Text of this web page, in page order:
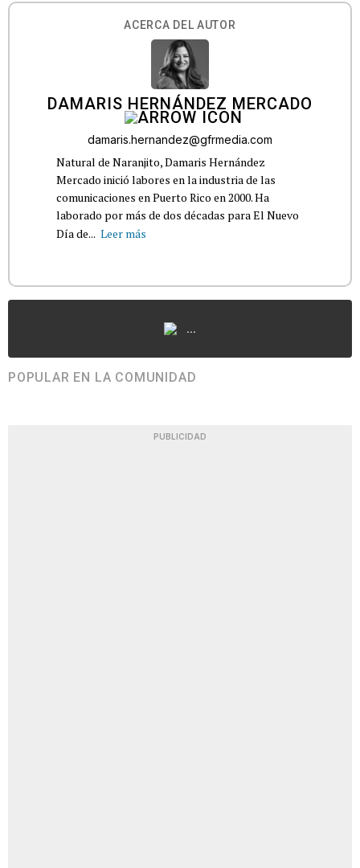
ACERCA DEL AUTOR
DAMARIS HERNÁNDEZ MERCADO
damaris.hernandez@gfrmedia.com
Natural de Naranjito, Damaris Hernández
Mercado inició labores en la industria de las
comunicaciones en Puerto Rico en 2000. Ha
laborado por más de dos décadas para El Nuevo
Día de... Leer más
...
POPULAR EN LA COMUNIDAD
PUBLICIDAD